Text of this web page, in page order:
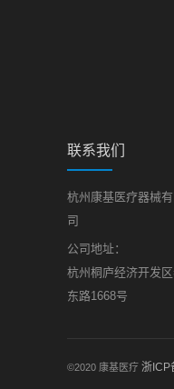
联系我们
杭州康基医疗器械
司
公司地址：
杭州桐庐经济开发
东路1668号
©2020 康基医疗 浙ICP